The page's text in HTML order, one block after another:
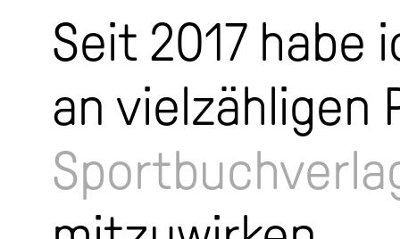
Seit 2017 habe
an vielzähligen